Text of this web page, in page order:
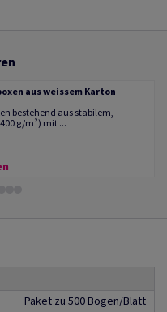
aus weissem Karton
bestehend aus stabilem,
g/m²) mit ...
Paket zu 500 Bogen/Blatt